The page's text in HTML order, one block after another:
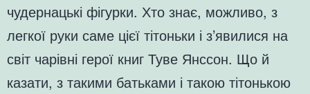
чудернацькі фігурки. Хто знає, можливо, з
легкої руки саме цієї тітоньки і з’явилися на
світ чарівні герої книг Туве Янссон. Що й
казати, з такими батьками і такою тітонькою